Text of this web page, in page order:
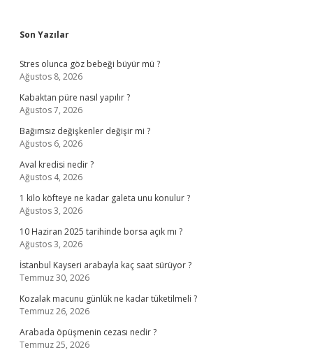
Sidebar
Son Yazılar
Stres olunca göz bebeği büyür mü ?
Ağustos 8, 2026
Kabaktan püre nasıl yapılır ?
Ağustos 7, 2026
Bağımsız değişkenler değişir mi ?
Ağustos 6, 2026
Aval kredisi nedir ?
Ağustos 4, 2026
1 kilo köfteye ne kadar galeta unu konulur ?
Ağustos 3, 2026
10 Haziran 2025 tarihinde borsa açık mı ?
Ağustos 3, 2026
İstanbul Kayseri arabayla kaç saat sürüyor ?
Temmuz 30, 2026
Kozalak macunu günlük ne kadar tüketilmeli ?
Temmuz 26, 2026
Arabada öpüşmenin cezası nedir ?
Temmuz 25, 2026